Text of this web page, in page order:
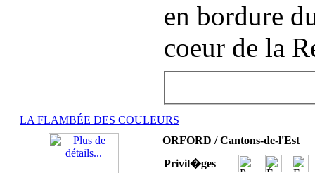
en bordure
coeur de la
LA FLAMBÉE DES COULEURS
ORFORD / Cantons-de-l'Est
Privil�ges